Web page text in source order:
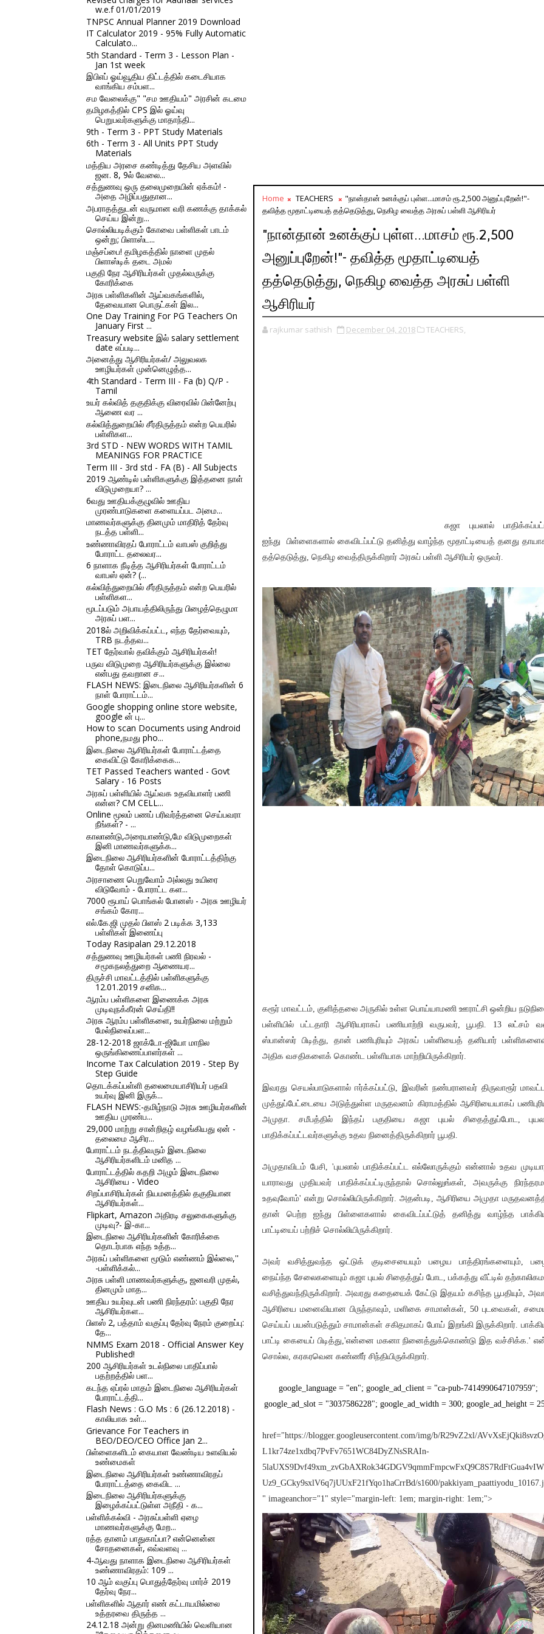
w.e.f 01/01/2019
TNPSC Annual Planner 2019 Download
IT Calculator 2019 - 95% Fully Automatic
Calculato...
5th Standard - Term 3 - Lesson Plan -
Jan 1st week
இபிஎப் ஓய்வூதிய திட்டத்தில் கடைசியாக
வாங்கிய சம்பள...
சம வேலைக்கு" "சம ஊதியம்" அரசின் கடமை
தமிழகத்தில் CPS இல் ஓய்வு
பெறுபவர்களுக்கு மாதாந்தி...
9th - Term 3 - PPT Study Materials
6th - Term 3 - All Units PPT Study
Materials
மத்திய அரசை கண்டித்து தேசிய அளவில்
ஜன. 8, 9ல் வேலை...
சத்துணவு ஒரு தலைமுறையின் ஏக்கம்! -
அதை அழிப்பதுதான...
அபராதத்துடன் வருமான வரி கணக்கு தாக்கல்
செய்ய இன்று...
சொல்லியடிக்கும் கோவை பள்ளிகள் பாடம்
ஒன்று; பிளாஸ்ட...
மஞ்சப்பை! தமிழகத்தில் நாளை முதல்
பிளாஸ்டிக் தடை அமல்
பகுதி நேர ஆசிரியர்கள் முதல்வருக்கு
கோரிக்கை
அரசு பள்ளிகளின் ஆய்வகங்களில்,
தேவையான பொருட்கள் இல...
One Day Training For PG Teachers On
January First ...
Treasury website இல் salary settlement
date எப்படி...
அனைத்து ஆசிரியர்கள்/ அலுவலக
ஊழியர்கள் முன்னெழுத்த...
4th Standard - Term III - Fa (b) Q/P -
Tamil
உயர் கல்வித் தகுதிக்கு விரைவில் பின்னேற்பு
ஆணை வர ...
கல்வித்துறையில் சீர்திருத்தம் என்ற பெயரில்
பள்ளிகள...
3rd STD - NEW WORDS WITH TAMIL
MEANINGS FOR PRACTICE
Term III - 3rd std - FA (B) - All Subjects
2019 ஆண்டில் பள்ளிகளுக்கு இத்தனை நாள்
விடுமுறையா? ...
6வது ஊதியக்குழுவில் ஊதிய
முரண்பாடுகளை களையப்பட அமை...
மாணவர்களுக்கு தினமும் மாதிரித் தேர்வு
நடத்த பள்ளி...
உண்ணாவிரதப் போராட்டம் வாபஸ் குறித்து
போராட்ட தலைவர...
6 நாளாக நீடித்த ஆசிரியர்கள் போராட்டம்
வாபஸ் ஏன்? (...
கல்வித்துறையில் சீர்திருத்தம் என்ற பெயரில்
பள்ளிகள...
மூடப்படும் அபாயத்திலிருந்து பிழைத்தெழுமா
அரசுப் பள...
2018ல் அறிவிக்கப்பட்ட, எந்த தேர்வையும்,
TRB நடத்தவ...
TET தேர்வால் தவிக்கும் ஆசிரியர்கள்!
பருவ விடுமுறை ஆசிரியர்களுக்கு இல்லை
என்பது தவறான ச...
FLASH NEWS: இடைநிலை ஆசிரியர்களின் 6
நாள் போராட்டம்...
Google shopping online store website,
google ன் பு...
How to scan Documents using Android
phone,நமது pho...
இடைநிலை ஆசிரியர்கள் போராட்டத்தை
கைவிட்டு கோரிக்கைக...
TET Passed Teachers wanted - Govt
Salary - 16 Posts
அரசுப் பள்ளியில் ஆய்வக உதவியாளர் பணி
என்ன? CM CELL...
Online மூலம் பணப் பரிவர்த்தனை செய்பவரா
நீங்கள்? - ...
காலாண்டு,அரையாண்டு,மே விடுமுறைகள்
இனி மாணவர்களுக்க...
இடைநிலை ஆசிரியர்களின் போராட்டத்திற்கு
தோள் கொடுப்ப...
அரசாணை பெறுவோம் அல்லது உயிரை
விடுவோம் - போராட்ட கள...
7000 ரூபாய் பொங்கல் போனஸ் - அரசு ஊழியர்
சங்கம் கோர...
எல்.கே.ஜி முதல் பிளஸ் 2 படிக்க 3,133
பள்ளிகள் இணைப்பு
Today Rasipalan 29.12.2018
சத்துணவு ஊழியர்கள் பணி நிரவல் -
சமூகநலத்துறை ஆணையர...
திருச்சி மாவட்டத்தில் பள்ளிகளுக்கு
12.01.2019 சனிக...
ஆரம்ப பள்ளிகளை இணைக்க அரசு
முடிவுநக்கீரன் செய்தி!!
அரசு ஆரம்ப பள்ளிகளை, உயர்நிலை மற்றும்
மேல்நிலைப்பள...
28-12-2018 ஜாக்டோ-ஜியோ மாநில
ஒருங்கிணைப்பாளர்கள் ...
Income Tax Calculation 2019 - Step By
Step Guide
தொடக்கப்பள்ளி தலைமையாசிரியர் பதவி
உயர்வு இனி இருக்...
FLASH NEWS:-தமிழ்நாடு அரசு ஊழியர்களின்
ஊதிய முரண்ப...
29,000 மாற்று சான்றிதழ் வழங்கியது ஏன் -
தலைமை ஆசிர...
போராட்டம் நடத்திவரும் இடைநிலை
ஆசிரியர்களிடம் மனித ...
போராட்டத்தில் கதறி அழும் இடைநிலை
ஆசிரியை - Video
சிறப்பாசிரியர்கள் நியமனத்தில் தகுதியான
ஆசிரியர்கள்...
Flipkart, Amazon அதிரடி சலுகைகளுக்கு
முடிவு?- இ-கா...
இடைநிலை ஆசிரியர்களின் கோரிக்கை
தொடர்பாக எந்த உத்த...
அரசுப் பள்ளிகளை மூடும் எண்ணம் இல்லை,''
-பள்ளிக்கல்...
அரசு பள்ளி மாணவர்களுக்கு, ஜனவரி முதல்,
தினமும் மாத...
ஊதிய உயர்வுடன் பணி நிரந்தரம்: பகுதி நேர
ஆசிரியர்கள...
பிளஸ் 2, பத்தாம் வகுப்பு தேர்வு நேரம் குறைப்பு:
தே...
NMMS Exam 2018 - Official Answer Key
Published!
200 ஆசிரியர்கள் உடல்நிலை பாதிப்பால்
பதற்றத்தில் பள...
கடந்த ஏப்ரல் மாதம் இடைநிலை ஆசிரியர்கள்
போராட்டத்தி...
Flash News : G.O Ms : 6 (26.12.2018) -
காலியாக உள்...
Grievance For Teachers in
BEO/DEO/CEO Office Jan 2...
பிள்ளைகளிடம் கையாள வேண்டிய உளவியல்
உண்மைகள்
இடைநிலை ஆசிரியர்கள் உண்ணாவிரதப்
போராட்டத்தை கைவிட ...
இடைநிலை ஆசிரியர்களுக்கு
இழைக்கப்பட்டுள்ள அநீதி - க...
பள்ளிக்கல்வி - அரசுப்பள்ளி ஏழை
மாணவர்களுக்கு மேற...
ரத்த தானம் பாதுகாப்பா? என்னென்ன
சோதனைகள், எவ்வளவு ...
4-ஆவது நாளாக இடைநிலை ஆசிரியர்கள்
உண்ணாவிரதம்: 109 ...
10 ஆம் வகுப்பு பொதுத்தேர்வு மார்ச் 2019
தேர்வு நேர...
பள்ளிகளில் ஆதார் எண் கட்டாயமில்லை
உத்தரவை திருத்த ...
24.12.18 அன்று தினமணியில் வெளியான
Home TEACHERS
"நான்தான் உனக்குப் புள்ள...மாசம் ரூ.2,500 அனுப்புறேன்!"-
தவித்த மூதாட்டியைத் தத்தெடுத்து, நெகிழ வைத்த அரசுப் பள்ளி ஆசிரியர்
"நான்தான் உனக்குப் புள்ள...மாசம் ரூ.2,500
அனுப்புறேன்!"- தவித்த மூதாட்டியைத்
தத்தெடுத்து, நெகிழ வைத்த அரசுப் பள்ளி
ஆசிரியர்
rajkumar sathish December 04, 2018 TEACHERS,
கஜா புயலால்
ஐந்து பிள்ளைகளால் கைவிடப்பட்டு தனித்து வாழ்ந்த மூதாட்டியைத் தனது
தத்தெடுத்து, நெகிழ வைத்திருக்கிறார் அரசுப் பள்ளி ஆசிரியர் ஒருவர்.
கரூர் மாவட்டம், குளித்தலை அருகில் உள்ள பொய்யாமணி ஊராட்சி ஒன்றிய
பள்ளியில் பட்டதாரி ஆசிரியராகப் பணியாற்றி வருபவர், பூபதி. 13 லட்சம்
ஸ்பான்ஸர் பிடித்து, தான் பணிபுரியும் அரசுப் பள்ளியைத் தனியார்
அதிக வசதிகளைக் கொண்ட பள்ளியாக மாற்றியிருக்கிறார்.
இவரது செயல்பாடுகளால் ஈர்க்கப்பட்டு, இவரின் நண்பரானவர் திருவாரூர்
முத்துப்பேட்டையை அடுத்துள்ள மருதவனம் கிராமத்தில் ஆசிரியையாகப்
அமுதா. சமீபத்தில் இந்தப் பகுதியை கஜா புயல் சிதைத்துப்போட,
பாதிக்கப்பட்டவர்களுக்கு உதவ நினைத்திருக்கிறார் பூபதி.
அமுதாவிடம் பேசி, 'புயலால் பாதிக்கப்பட்ட எல்லோருக்கும் என்னால் உதவ
யாராவது முதியவர் பாதிக்கப்பட்டிருந்தால் சொல்லுங்கள், அவருக்கு
உதவுவோம்' என்று சொல்லியிருக்கிறார். அதன்படி, ஆசிரியை அமுதா
தான் பெற்ற ஐந்து பிள்ளைகளால் கைவிடப்பட்டுத் தனித்து வாழ்ந்த
பாட்டியைப் பற்றிச் சொல்லியிருக்கிறார்.
அவர் வசித்துவந்த ஒட்டுக் குடிசையையும் பழைய பாத்திரங்களையும்,
நைய்ந்த சேலைகளையும் கஜா புயல் சிதைத்துப் போட, பக்கத்து வீட்டில்
வசித்துவந்திருக்கிறார். அவரது கதையைக் கேட்டு இதயம் கசிந்த பூபதியும்,
ஆசிரியை மனைவியான பிருந்தாவும், மளிகை சாமான்கள், 50 புடவைகள்,
செய்யப் பயன்படுத்தும் சாமான்கள் சகிதமாகப் போய் இறங்கி இருக்கிறார்.
பாட்டி கையைப் பிடித்து,'என்னை மகனா நினைத்துக்கொண்டு இத வச்சிக்க.'
சொல்ல, கரகரவென கண்ணீர் சிந்தியிருக்கிறார்.
google_language = "en"; google_ad_client = "ca-pub-7414990647107959";
google_ad_slot = "3037586228"; google_ad_width = 300; google_ad_height =
href="https://blogger.googleusercontent.com/img/b/R29vZ2xl/
L1kr74ze1xdbq7PvFv7651WC84DyZNsSRAIn-
Uz9_GCky9sxlV6q7jUUxF21fYqo1haCrrBd/s1600/
" imageanchor="1" style="margin-left: 1em; margin-right: 1em;">